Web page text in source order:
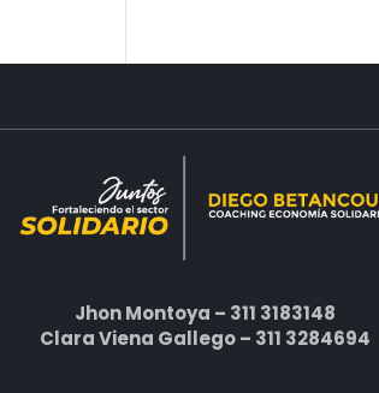
Jhon Montoya – 311 3183148
Clara Viena Gallego – 311 3284694